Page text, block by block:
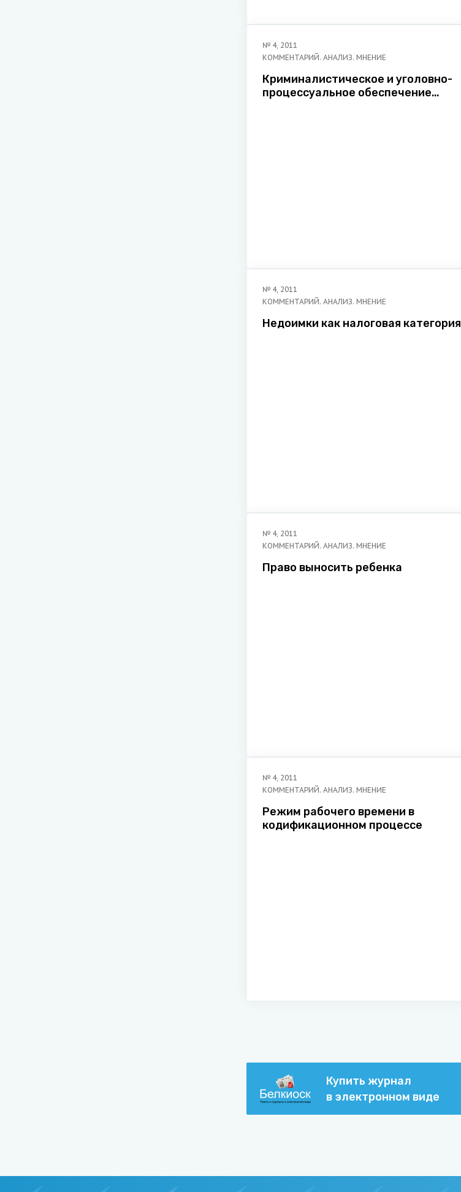
№ 4, 2011
КОММЕНТАРИЙ. АНАЛИЗ. МНЕНИЕ
Криминалистическое и уголовно-
процессуальное обеспечение
№ 4, 2011
КОММЕНТАРИЙ. АНАЛИЗ. МНЕНИЕ
Недоимки как налоговая категория
№ 4, 2011
КОММЕНТАРИЙ. АНАЛИЗ. МНЕНИЕ
Право выносить ребенка
№ 4, 2011
КОММЕНТАРИЙ. АНАЛИЗ. МНЕНИЕ
Режим рабочего времени в
кодификационном процессе
Купить журнал
в электронном виде